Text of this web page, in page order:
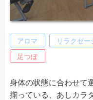
アロマ リラクゼー
足つぼ
身体の状態に合わせて
揃っている、あしカラ